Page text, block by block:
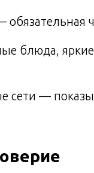
блюда,
сети —